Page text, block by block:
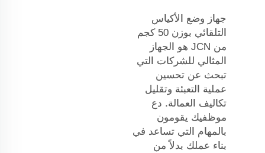
جهاز وضع الأكياس
التلقائي بوزن 50 كجم
من JCN هو الجهاز
المثالي للشركات التي
تبحث عن تحسين
عملية التعبئة وتقليل
تكاليف العمالة. دع
موظفيك يقومون
بالمهام التي تساعد في
بناء عملك بدلاً من